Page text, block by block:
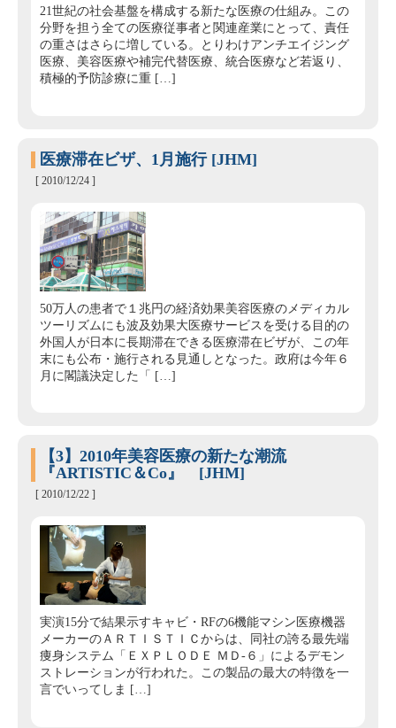
21世紀の社会基盤を構成する新たな医療の仕組み。この
分野を担う全ての医療従事者と関連産業にとって、責任
の重さはさらに増している。とりわけアンチエイジング
医療、美容医療や補完代替医療、統合医療など若返り、
積極的予防診療に重 […]
医療滞在ビザ、1月施行 [JHM]
[ 2010/12/24 ]
50万人の患者で１兆円の経済効果美容医療のメディカル
ツーリズムにも波及効果大医療サービスを受ける目的の
外国人が日本に長期滞在できる医療滞在ビザが、この年
末にも公布・施行される見通しとなった。政府は今年６
月に閣議決定した「 […]
【3】2010年美容医療の新たな潮流
『ARTISTIC＆Co』 [JHM]
[ 2010/12/22 ]
実演15分で結果示すキャビ・RFの6機能マシン医療機器
メーカーのＡＲＴＩＳＴＩＣからは、同社の誇る最先端
痩身システム「ＥＸＰＬＯＤＥ ＭＤ‐６」によるデモン
ストレーションが行われた。この製品の最大の特徴を一
言でいってしま […]